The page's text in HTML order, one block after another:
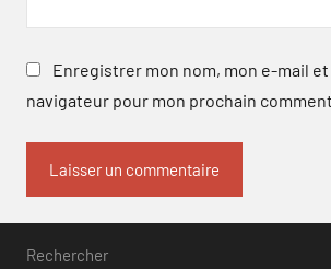
Enregistrer mon nom, mon e-mail
navigateur pour mon prochain
Rechercher